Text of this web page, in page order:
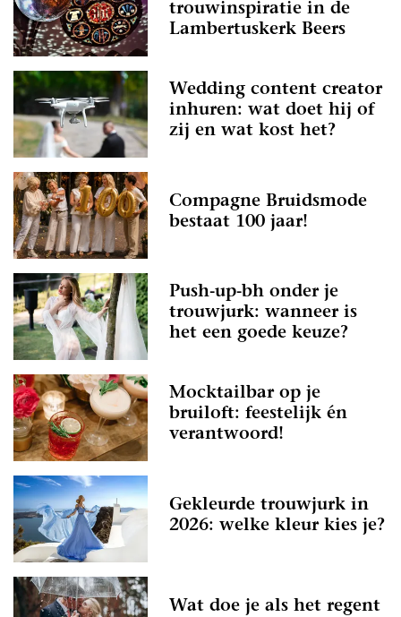
trouwinspiratie in de
Lambertuskerk Beers
Wedding content creator
inhuren: wat doet hij of
zij en wat kost het?
Compagne Bruidsmode
bestaat 100 jaar!
Push-up-bh onder je
trouwjurk: wanneer is
het een goede keuze?
Mocktailbar op je
bruiloft: feestelijk én
verantwoord!
Gekleurde trouwjurk in
2026: welke kleur kies je?
Wat doe je als het regent